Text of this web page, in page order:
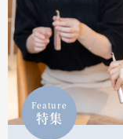
Feature
特集